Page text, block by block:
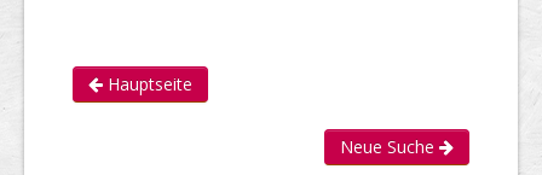
Hauptseite
Neue Suche